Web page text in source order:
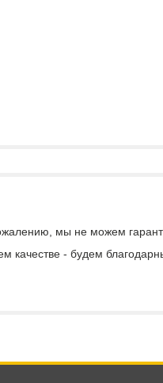
мы не можем
качестве - будем